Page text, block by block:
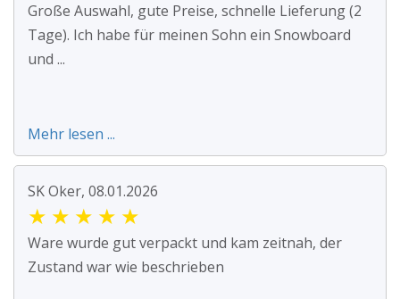
Große Auswahl, gute Preise, schnelle Lieferung (2
Tage). Ich habe für meinen Sohn ein Snowboard
und ...
Mehr lesen ...
SK Oker, 08.01.2026
★ ★ ★ ★ ★
Ware wurde gut verpackt und kam zeitnah, der
Zustand war wie beschrieben